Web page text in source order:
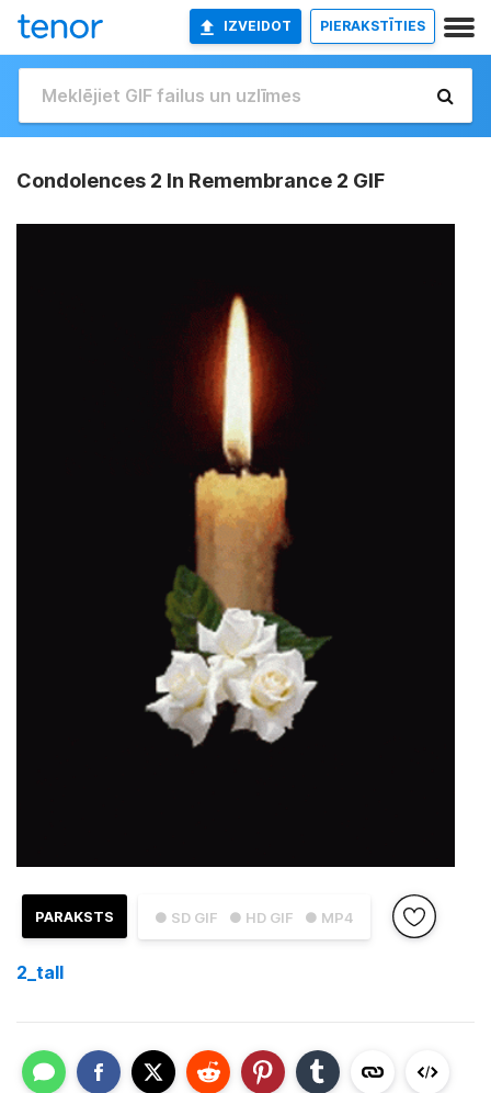
IZVEIDOT PIERAKSTĪTIES
Condolences 2 In Remembrance 2 GIF
● SD GIF ● HD GIF ● MP4
PARAKSTS
2_tall